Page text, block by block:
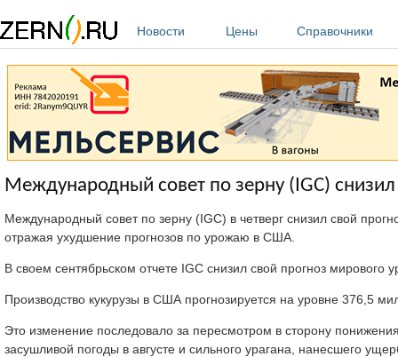
Новости
Цены Справочники
Международный совет по зерну (IGC)
Международный совет по зерну (IGC) в четверг снизил свой
отражая ухудшение прогнозов по урожаю в США.
В своем сентябрьском отчете IGC снизил свой прогноз
Производство кукурузы в США прогнозируется на уровне 376,5
Это изменение последовало за пересмотром в сторону
засушливой погоды в августе и сильного урагана, нанесшего